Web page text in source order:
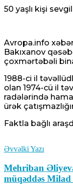
50 yaşlı kişi
Avropa.info
Bakıxanov
çoxmərtəbəli
1988-ci il
olan 1974-cü il
radələrində
ürək
Faktla bağlı
Əvvəlki Yazı
Mehriban
müqəddəs